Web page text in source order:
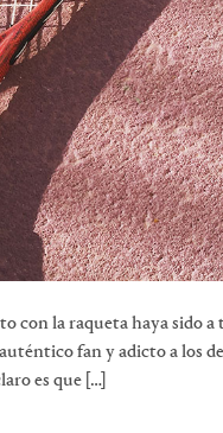
con la raqueta haya sido a
fan y adicto a los
es que […]